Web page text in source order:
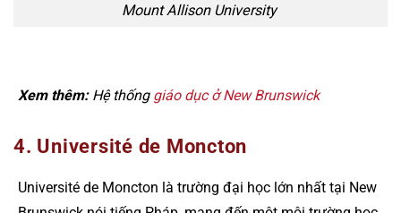
Mount Allison University
Xem thêm:Hệ thống giáo dục ở New Brunswick
4. Université de Moncton
Université de Moncton là trường đại học lớn nhất tại New